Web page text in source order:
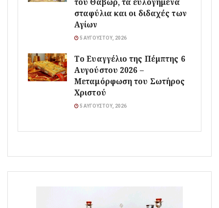
του Θαβώρ, τα ευλογημένα
σταφύλια και οι διδαχές των
Αγίων
5 ΑΥΓΟΎΣΤΟΥ, 2026
Το Ευαγγέλιο της Πέμπτης 6
Αυγούστου 2026 –
Μεταμόρφωση του Σωτήρος
Χριστού
5 ΑΥΓΟΎΣΤΟΥ, 2026